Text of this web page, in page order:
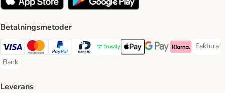
Betalningsmetoder
Visa Payment Method
Mastercard Payment Method
PayPal Payment Method
BankID Payment Method
Trustly Payment Method
Apple Pay Payment Method
Googple Pay Payment
Klarna Payment
Faktura
Faktura
Bank
Bank Payment Method
Leverans